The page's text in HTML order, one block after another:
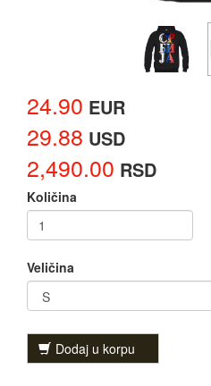
24.90 EUR
29.88 USD
2,490.00 RSD
Količina
Veličina
Dodaj u korpu